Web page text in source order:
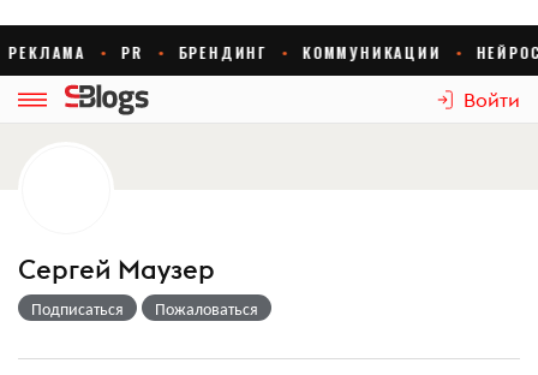
Войти
Сергей Маузер
Подписаться Пожаловаться